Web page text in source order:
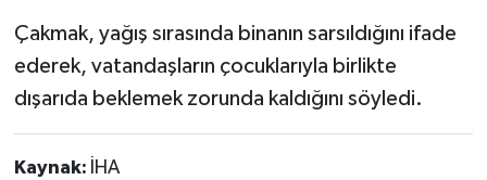
Çakmak, yağış sırasında binanın sarsıldığını ifade
ederek, vatandaşların çocuklarıyla birlikte
dışarıda beklemek zorunda kaldığını söyledi.
Kaynak: İHA